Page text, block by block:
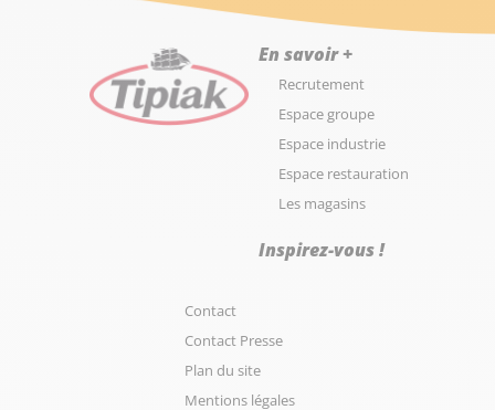
En savoir +
Recrutement
Espace groupe
Espace industrie
Espace restauration
Les magasins
Inspirez-vous !
Contact
Contact Presse
Plan du site
Mentions légales